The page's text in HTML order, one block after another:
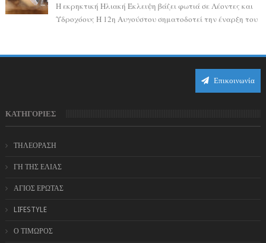
Η εκρηκτική Ηλιακή Έκλειψη βάζει φωτιά σε Λέοντες και
Υδροχόους Η 12η Αυγούστου σηματοδοτεί την έναρξη του
Επικοινωνία
ΚΑΤΗΓΟΡΙΕΣ
ΤΗΛΕΟΡΑΣΗ
ΓΗ ΤΗΣ ΕΛΙΑΣ
ΑΓΙΟΣ ΕΡΩΤΑΣ
LIFESTYLE
Ο ΤΙΜΩΡΟΣ